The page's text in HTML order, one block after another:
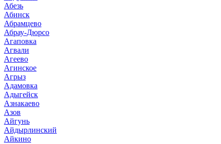
Абезь
Абинск
Абрамцево
Абрау-Дюрсо
Агаповка
Агвали
Агеево
Агинское
Агрыз
Адамовка
Адыгейск
Азнакаево
Азов
Айгунь
Айдырлинский
Айкино